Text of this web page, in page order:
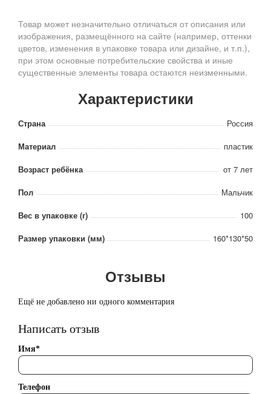
Товар может незначительно отличаться от описания или
изображения, размещённого на сайте (например, оттенки
цветов, изменения в упаковке товара или дизайне, и т.п.),
при этом основные потребительские свойства и иные
существенные элементы товара остаются неизменными.
Характеристики
Страна
Россия
Материал
пластик
Возраст ребёнка
от 7 лет
Пол
Мальчик
Вес в упаковке (г)
100
Размер упаковки (мм)
160*130*50
Отзывы
Ещё не добавлено ни одного комментария
Написать отзыв
Имя*
Телефон